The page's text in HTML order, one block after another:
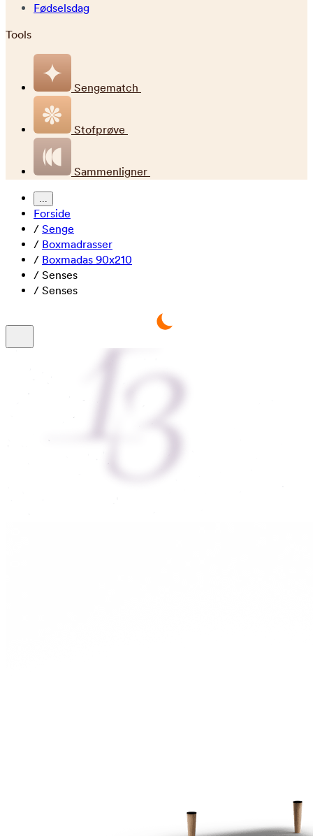
Fødselsdag
Tools
Sengematch
Stofprøve
Sammenligner
...
Forside
/ Senge
/ Boxmadrasser
/ Boxmadas 90x210
/ Senses
/ Senses